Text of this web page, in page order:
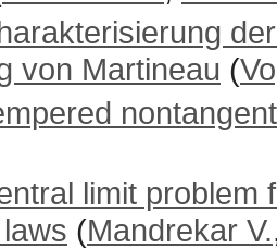
von Martineau (
limit problem
(Mandrekar V.